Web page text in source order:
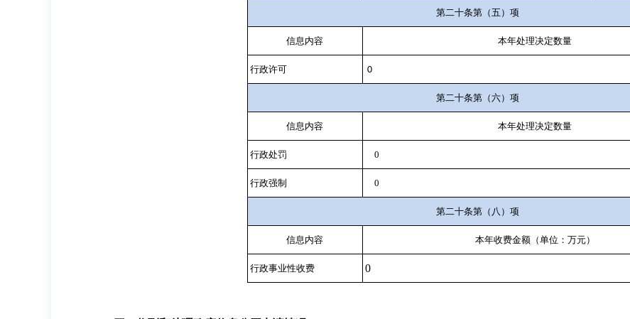
第二十条第（五）项
信息内容 本年处理决定数量
行政许可 0
第二十条第（六）项
信息内容 本年处理决定数量
行政处罚 0
行政强制 0
第二十条第（八）项
信息内容 本年收费金额（单位：万元）
行政事业性收费 0